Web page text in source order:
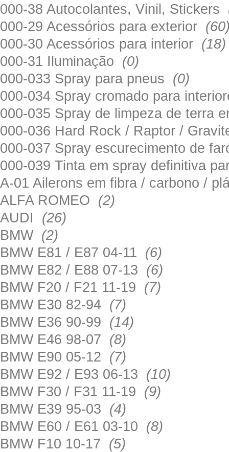
000-38 Autocolantes, Vinil, Stickers
000-29 Acessórios para exterior
000-30 Acessórios para interior (18)
000-31 Iluminação (0)
000-033 Spray para pneus (0)
000-034 Spray cromado para
000-035 Spray de limpeza de terra
000-036 Hard Rock / Raptor /
000-037 Spray escurecimento de
000-039 Tinta em spray definitiva
A-01 Ailerons em fibra / carbono /
ALFA ROMEO (2)
AUDI (26)
BMW (2)
BMW E81 / E87 04-11 (6)
BMW E82 / E88 07-13 (6)
BMW F20 / F21 11-19 (7)
BMW E30 82-94 (7)
BMW E36 90-99 (14)
BMW E46 98-07 (8)
BMW E90 05-12 (7)
BMW E92 / E93 06-13 (10)
BMW F30 / F31 11-19 (9)
BMW E39 95-03 (4)
BMW E60 / E61 03-10 (8)
BMW F10 10-17 (5)